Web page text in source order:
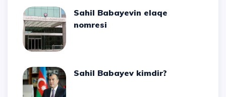
Sahil Babayevin elaqe
nomresi
Sahil Babayev kimdir?